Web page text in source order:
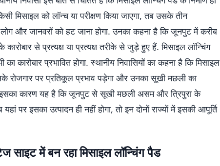
मिसाइल को लॉन्च या परीक्षण किया जाएगा, तब उसके तीन
और जानवरों को हट जाना होगा. उनका कहना है कि जूनपुट में करीब
से प्रत्यक्ष या प्रत्यक्ष तरीके से जुड़े हुए हैं. मिसाइल लॉन्चिंग
कारोबार प्रभावित होगा. स्थानीय निवासियों का कहना है कि मिसाइल
रोजगार पर प्रतिकूल प्रभाव पड़ेगा और उनका सूखी मछली का
इसका कारण यह है कि जूनपुट से सूखी मछली असम और त्रिपुरा के
पर इसका उत्पादन ही नहीं होगा, तो इन दोनों राज्यों में इसकी आपूर्ति
साइट में बन रहा मिसाइल लॉन्चिंग पैड